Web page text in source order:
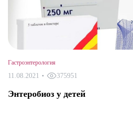
Гастроэнтерология
11.08.2021 • 375951
Энтеробиоз у детей